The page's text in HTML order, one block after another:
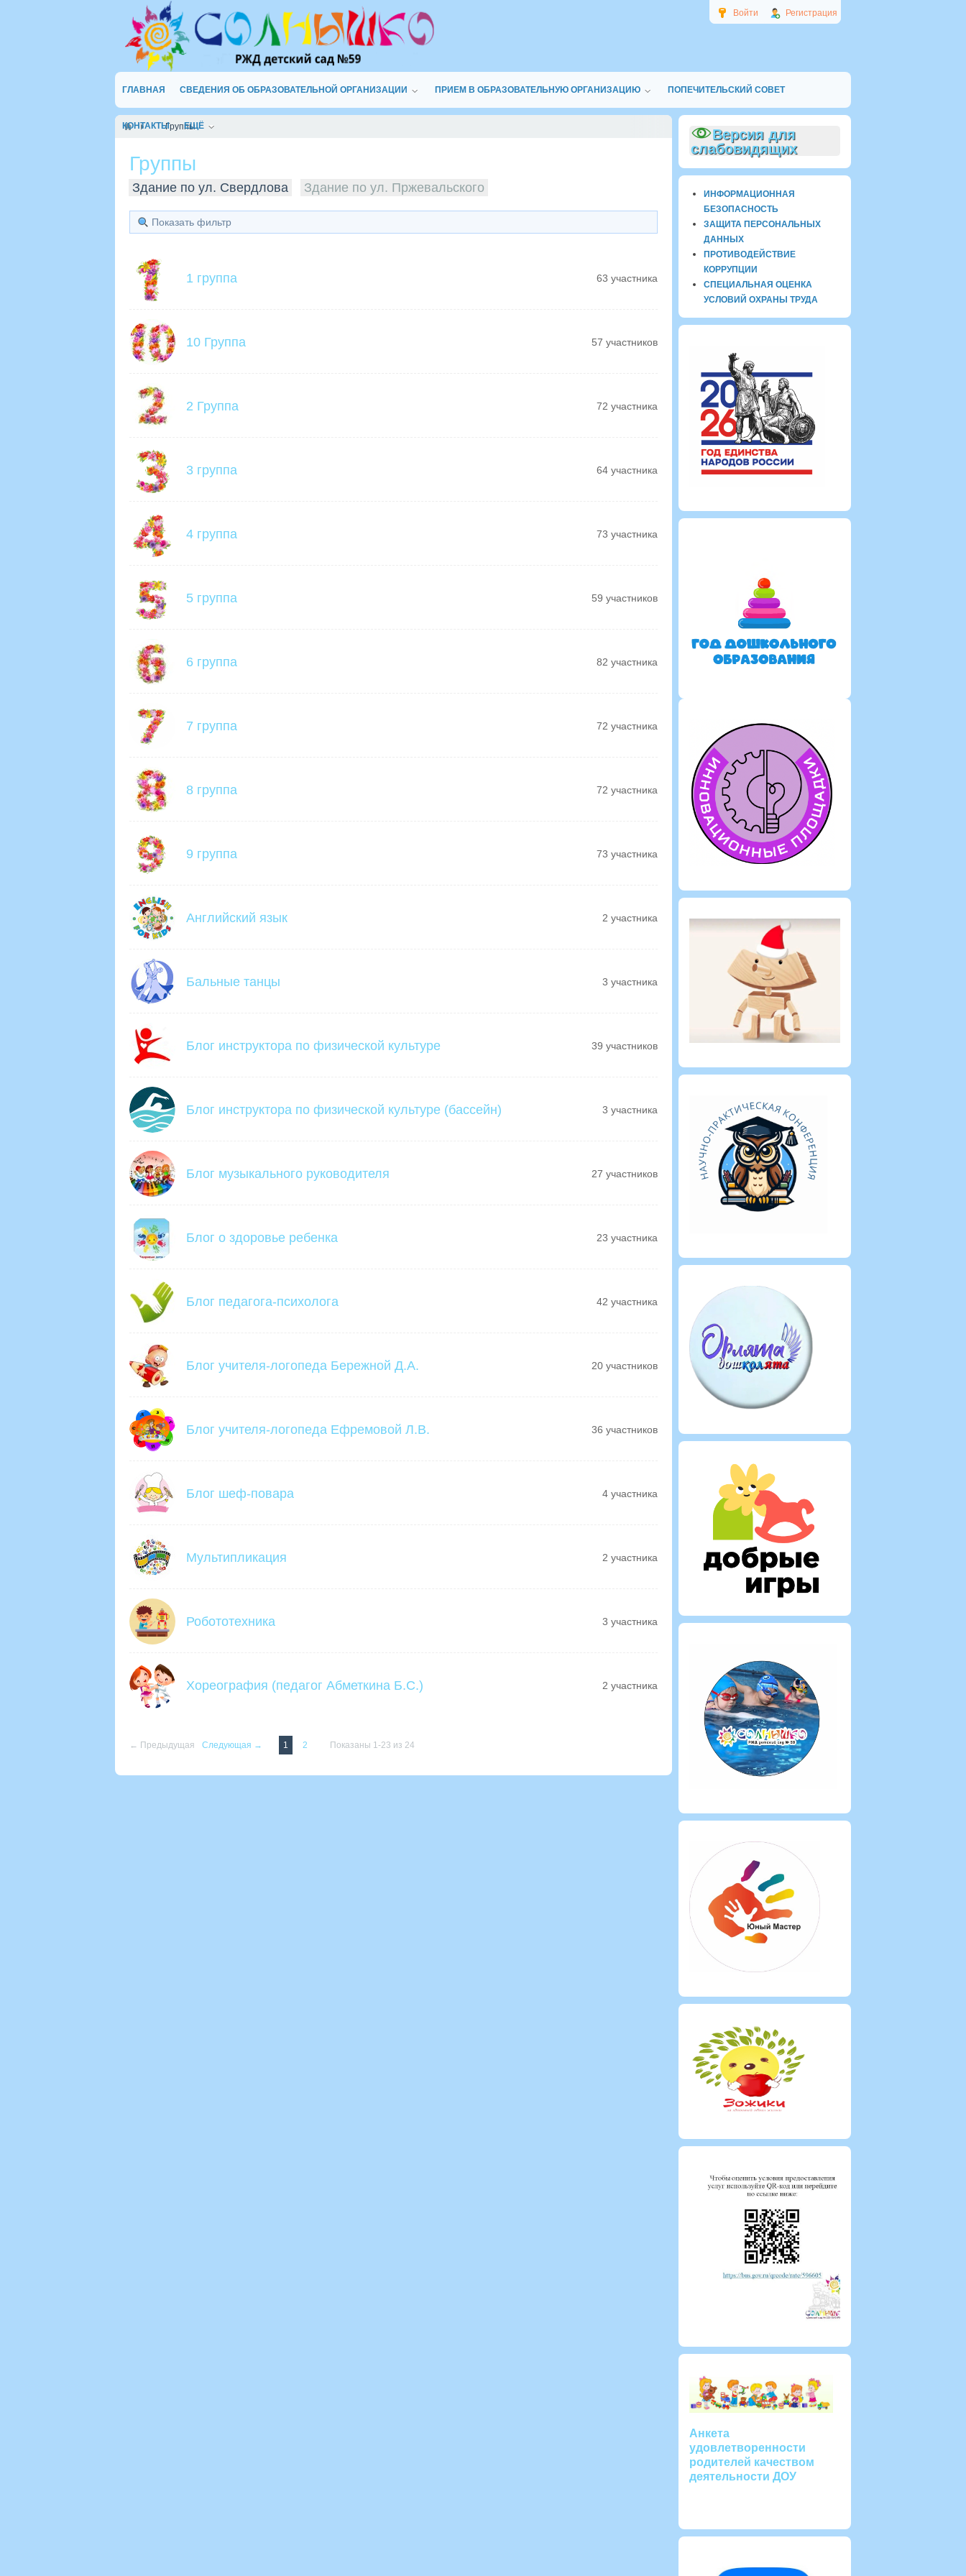
Войти Регистрация
ГЛАВНАЯ СВЕДЕНИЯ ОБ ОБРАЗОВАТЕЛЬНОЙ ОРГАНИЗАЦИИ ПРИЕМ В ОБРАЗОВАТЕЛЬНУЮ ОРГАНИЗАЦИЮ ПОПЕЧИТЕЛЬСКИЙ СОВЕТ
КОНТАКТЫ ЕЩЁ
Группы
Группы
Здание по ул. Свердлова Здание по ул. Пржевальского
Показать фильтр
1 группа 63 участника
10 Группа 57 участников
2 Группа 72 участника
3 группа 64 участника
4 группа 73 участника
5 группа 59 участников
6 группа 82 участника
7 группа 72 участника
8 группа 72 участника
9 группа 73 участника
Английский язык 2 участника
Бальные танцы 3 участника
Блог инструктора по физической культуре 39 участников
Блог инструктора по физической культуре (бассейн) 3 участника
Блог музыкального руководителя 27 участников
Блог о здоровье ребенка 23 участника
Блог педагога-психолога 42 участника
Блог учителя-логопеда Бережной Д.А. 20 участников
Блог учителя-логопеда Ефремовой Л.В. 36 участников
Блог шеф-повара 4 участника
Мультипликация 2 участника
Робототехника 3 участника
Хореография (педагог Абметкина Б.С.) 2 участника
← Предыдущая Следующая → 1 2 Показаны 1-23 из 24
Версия для
слабовидящих
ИНФОРМАЦИОННАЯ
БЕЗОПАСНОСТЬ
ЗАЩИТА ПЕРСОНАЛЬНЫХ
ДАННЫХ
ПРОТИВОДЕЙСТВИЕ
КОРРУПЦИИ
СПЕЦИАЛЬНАЯ ОЦЕНКА
УСЛОВИЙ ОХРАНЫ ТРУДА
Анкета
удовлетворенности
родителей качеством
деятельности ДОУ